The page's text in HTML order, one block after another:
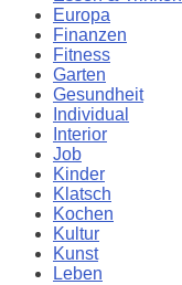
Europa
Finanzen
Fitness
Garten
Gesundheit
Individual
Interior
Job
Kinder
Klatsch
Kochen
Kultur
Kunst
Leben